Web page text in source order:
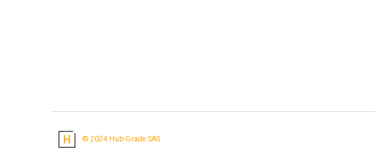
© 2024 Hub-Grade SAS